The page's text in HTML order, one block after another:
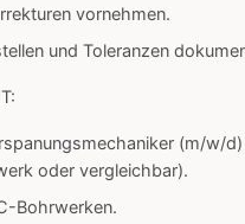
vornehmen.
und Toleranzen
(m/w/
oder vergleichbar).
Bohrwerken.